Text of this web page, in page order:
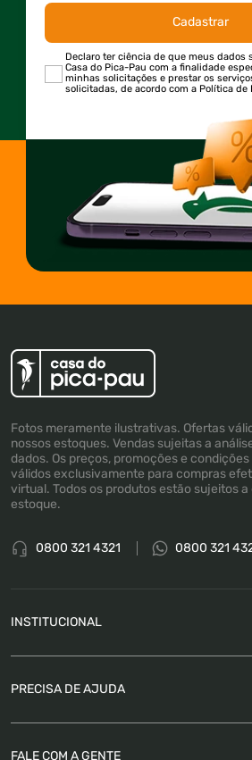
Cadastrar
Declaro ter ciência de que meus dados
Casa do Pica-Pau com a finalidade
minhas solicitações e prestar os
solicitadas, de acordo com a Política de
Fotos meramente ilustrativas. Ofertas
nossos estoques. Vendas sujeitas a
dados. Os preços, promoções e
válidos exclusivamente para compras
virtual. Todos os produtos estão sujeitos a
estoque.
0800 321 4321 0800 321
INSTITUCIONAL
PRECISA DE AJUDA
FALE COM A GENTE